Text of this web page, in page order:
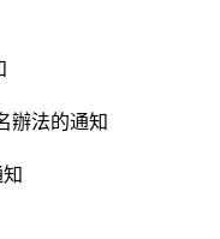
辦法的通知